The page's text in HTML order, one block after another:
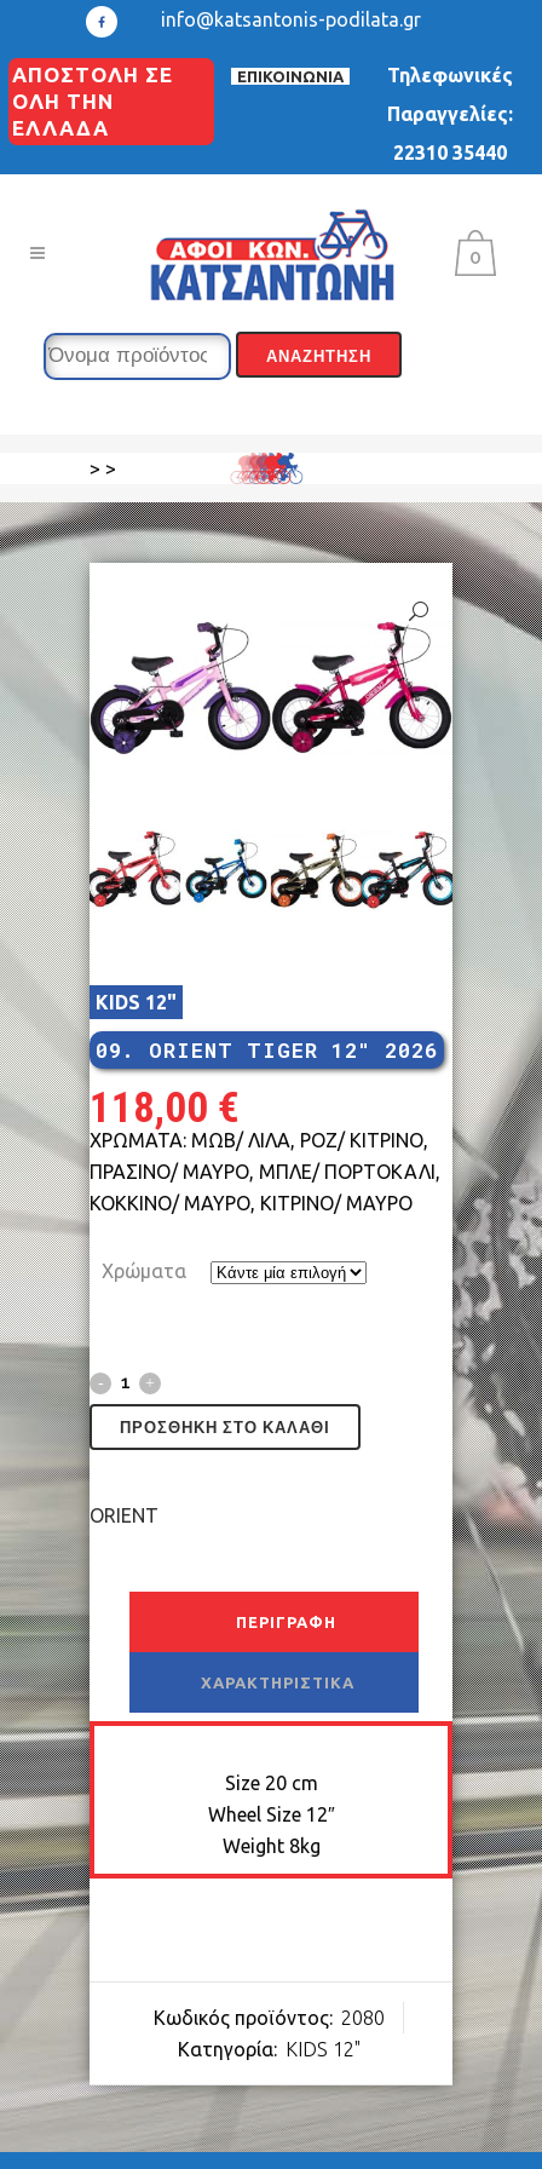
info@katsantonis-podilata.gr
ΑΠΟΣΤΟΛΗ ΣΕ
ΟΛΗ ΤΗΝ
ΕΛΛΑΔΑ
ΕΠΙΚΟΙΝΩΝΙΑ
Τηλεφωνικές
Παραγγελίες:
22310 35440
0
> >
KIDS 12"
09. ORIENT TIGER 12″ 2026
118,00 €
ΧΡΩΜΑΤΑ: ΜΩΒ/ ΛΙΛΑ, ΡΟΖ/ ΚΙΤΡΙΝΟ,
ΠΡΑΣΙΝΟ/ ΜΑΥΡΟ, ΜΠΛΕ/ ΠΟΡΤΟΚΑΛΙ,
ΚΟΚΚΙΝΟ/ ΜΑΥΡΟ, ΚΙΤΡΙΝΟ/ ΜΑΥΡΟ
Χρώματα
ΠΡΟΣΘΉΚΗ ΣΤΟ ΚΑΛΆΘΙ
ORIENT
ΠΕΡΙΓΡΑΦΉ
ΧΑΡΑΚΤΗΡΙΣΤΙΚΆ
Size 20 cm
Wheel Size 12″
Weight 8kg
Κωδικός προϊόντος: 2080
Κατηγορία: KIDS 12"